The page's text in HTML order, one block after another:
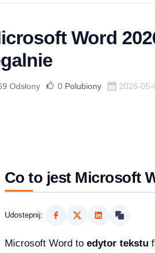
Word
Odsłony 0 Polubiony 2026-05-
Co to jest Microsoft
Udostepnij:
Microsoft Word to edytor tekstu